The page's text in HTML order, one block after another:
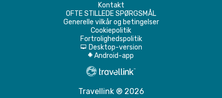
Kontakt
OFTE STILLEDE SPØRGSMÅL
Generelle vilkår og betingelser
Cookiepolitik
Fortrolighedspolitik
d Desktop-version
A Android-app
Travellink ® 2026